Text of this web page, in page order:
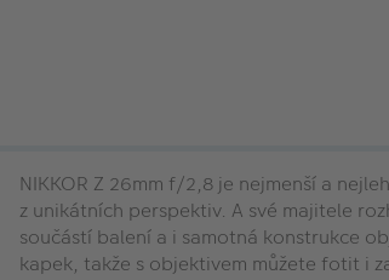
NIKKOR Z 26mm f/2,8 je nejmenší a
z unikátních perspektiv. A své majitele
součástí balení a i samotná konstrukce
kapek, takže s objektivem můžete fotit i